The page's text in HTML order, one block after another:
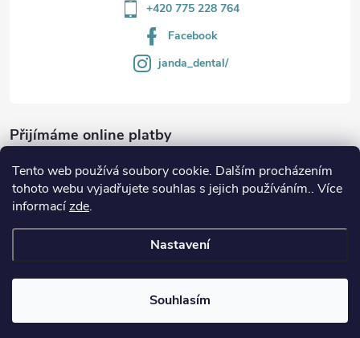
Tento web používá soubory cookie. Dalším procházením
tohoto webu vyjadřujete souhlas s jejich používáním.. Více
informacízde.
Nastavení
Souhlasím
+420 775 228 764
Facebook
janda_dental/
Přijímáme online platby
Copyright 2026JANDA-DENTAL.cz. Všechna práva vyhrazena.